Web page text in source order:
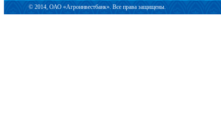
© 2014, ОАО «Агроинвестбанк». Все права защищены.